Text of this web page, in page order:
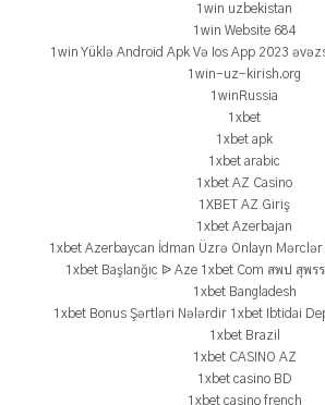
1win uzbekistan
1win Website 684
1win Yüklə Android Apk Və Ios App 2023
1win-uz-kirish.org
1winRussia
1xbet
1xbet apk
1xbet arabic
1xbet AZ Casino
1XBET AZ Giriş
1xbet Azerbajan
1xbet Azerbaycan İdman Üzrə Onlayn
1xbet Başlanğıc ᐉ Aze 1xbet Com สพป สุพร
1xbet Bangladesh
1xbet Bonus Şərtləri Nələrdir 1xbet Ibtidai
1xbet Brazil
1xbet CASINO AZ
1xbet casino BD
1xbet casino french